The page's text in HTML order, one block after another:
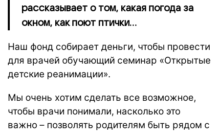
рассказывает о том, какая погода за
окном, как поют птички…
Наш фонд собирает деньги, чтобы провести
для врачей обучающий семинар «Открытые
детские реанимации».
Мы очень хотим сделать все возможное,
чтобы врачи понимали, насколько это
важно – позволять родителям быть рядом с